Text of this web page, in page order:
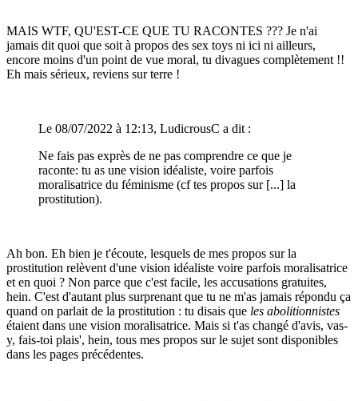
MAIS WTF, QU'EST-CE QUE TU RACONTES ??? Je n'ai
jamais dit quoi que soit à propos des sex toys ni ici ni ailleurs,
encore moins d'un point de vue moral, tu divagues complètement !!
Eh mais sérieux, reviens sur terre !
Le 08/07/2022 à 12:13, LudicrousC a dit :
Ne fais pas exprès de ne pas comprendre ce que je
raconte: tu as une vision idéaliste, voire parfois
moralisatrice du féminisme (cf tes propos sur [...] la
prostitution).
Ah bon. Eh bien je t'écoute, lesquels de mes propos sur la
prostitution relèvent d'une vision idéaliste voire parfois moralisatrice
et en quoi ? Non parce que c'est facile, les accusations gratuites,
hein. C'est d'autant plus surprenant que tu ne m'as jamais répondu ça
quand on parlait de la prostitution : tu disais que les abolitionnistes
étaient dans une vision moralisatrice. Mais si t'as changé d'avis, vas-
y, fais-toi plais', hein, tous mes propos sur le sujet sont disponibles
dans les pages précédentes.